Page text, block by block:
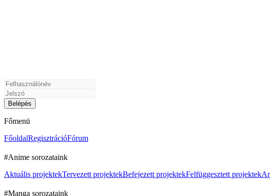
Főmenü
FőoldalRegisztrációFórum
#Anime sorozataink
Aktuális projektekTervezett projektekBefejezett projektekFelfüggesztett projektek
#Manga sorozataink